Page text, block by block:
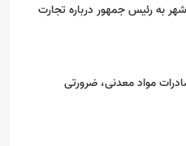
به رئیس جمهور درباره تجارت
مواد معدنی، ضرورتی